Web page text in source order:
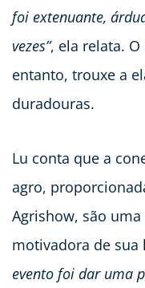
foi extenuante,
vezes”, ela relata.
entanto, trouxe a
duradouras.
Lu conta que a
agro,
Agrishow, são
motivadora de sua
evento foi dar uma